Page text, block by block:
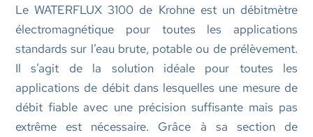
Le WATERFLUX 3100 de Krohne est un débitmètre
électromagnétique pour toutes les applications
standards sur l’eau brute, potable ou de prélèvement.
Il s’agit de la solution idéale pour toutes les
applications de débit dans lesquelles une mesure de
débit fiable avec une précision suffisante mais pas
extrême est nécessaire. Grâce à sa section de